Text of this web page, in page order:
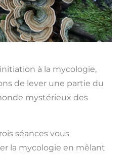
à la mycologie,
de lever une partie du
mystérieux des
séances vous
la mycologie en mêlant